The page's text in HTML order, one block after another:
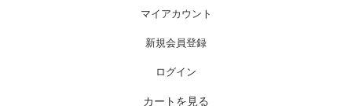
マイアカウント
新規会員登録
ログイン
カートを見る